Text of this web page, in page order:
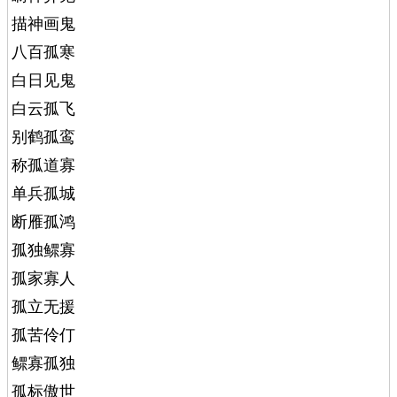
描神画鬼
八百孤寒
白日见鬼
白云孤飞
别鹤孤鸾
称孤道寡
单兵孤城
断雁孤鸿
孤独鳏寡
孤家寡人
孤立无援
孤苦伶仃
鳏寡孤独
孤标傲世